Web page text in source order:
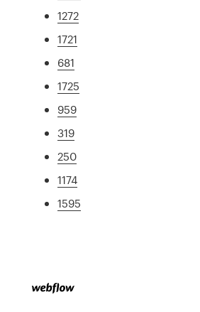
1272
1721
681
1725
959
319
250
1174
1595